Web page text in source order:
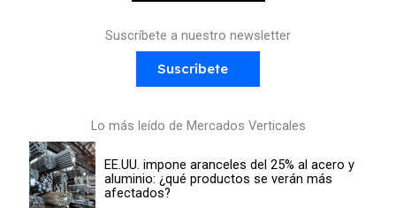
Suscríbete a nuestro newsletter
Suscríbete
Lo más leído de Mercados Verticales
EE.UU. impone aranceles del 25% al acero y
aluminio: ¿qué productos se verán más
afectados?